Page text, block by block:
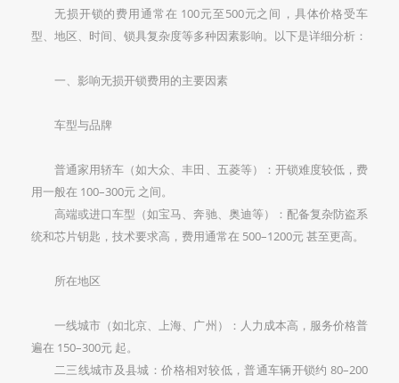
无损开锁的费用通常在 ‌100元至500元之间‌，具体价格受车
型、地区、时间、锁具复杂度等多种因素影响。以下是详细分析：
一、影响无损开锁费用的主要因素
车型与品牌‌
普通家用轿车‌（如大众、丰田、五菱等）：开锁难度较低，费
用一般在 ‌100–300元‌ 之间。
高端或进口车型‌（如宝马、奔驰、奥迪等）：配备复杂防盗系
统和芯片钥匙，技术要求高，费用通常在 ‌500–1200元‌ 甚至更高。
所在地区‌
一线城市‌（如北京、上海、广州）：人力成本高，服务价格普
遍在 ‌150–300元‌ 起。
二三线城市及县城‌：价格相对较低，普通车辆开锁约 ‌80–200